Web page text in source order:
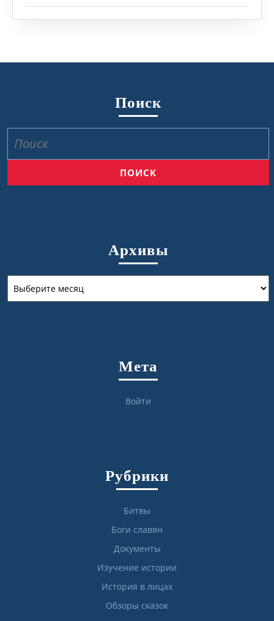
Поиск
Архивы
Мета
Войти
Рубрики
Битвы
Боги славян
Документы
Изучение истории
История в лицах
Обзоры сказок